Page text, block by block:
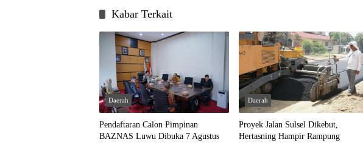
Kabar Terkait
Daerah
Pendaftaran Calon Pimpinan
BAZNAS Luwu Dibuka 7 Agustus
Daerah
Proyek Jalan Sulsel Dikebut,
Hertasning Hampir Rampung